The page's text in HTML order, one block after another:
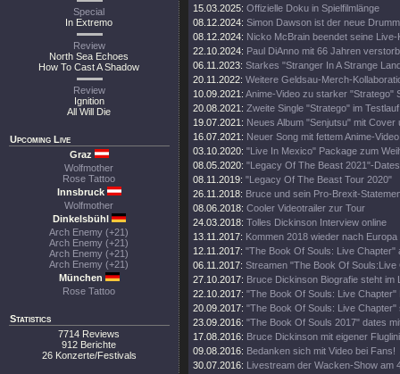
Special
In Extremo
Review
North Sea Echoes
How To Cast A Shadow
Review
Ignition
All Will Die
Upcoming Live
Graz
Wolfmother
Rose Tattoo
Innsbruck
Wolfmother
Dinkelsbühl
Arch Enemy (+21)
Arch Enemy (+21)
Arch Enemy (+21)
Arch Enemy (+21)
München
Rose Tattoo
Statistics
7714 Reviews
912 Berichte
26 Konzerte/Festivals
15.03.2025: Offizielle Doku in Spielfilmlänge
08.12.2024: Simon Dawson ist der neue
08.12.2024: Nicko McBrain beendet seine Live-
22.10.2024: Paul DiAnno mit 66 Jahren
06.11.2023: Starkes "Stranger In A Strange
20.11.2022: Weitere Geldsau-Merch-
10.09.2021: Anime-Video zu starker "Stratego"
20.08.2021: Zweite Single "Stratego" im Testlauf
19.07.2021: Neues Album "Senjutsu" mit Cover
16.07.2021: Neuer Song mit fettem Anime-Video
03.10.2020: "Live In Mexico" Package zum
08.05.2020: "Legacy Of The Beast 2021"-Dates
08.11.2019: "Legacy Of The Beast Tour 2020"
26.11.2018: Bruce und sein Pro-Brexit-
08.06.2018: Cooler Videotrailer zur Tour
24.03.2018: Tolles Dickinson Interview online
13.11.2017: Kommen 2018 wieder nach Europa
12.11.2017: "The Book Of Souls: Live Chapter"
06.11.2017: Streamen "The Book Of Souls:Live
27.10.2017: Bruce Dickinson Biografie steht im
22.10.2017: "The Book Of Souls: Live Chapter"
20.09.2017: "The Book Of Souls: Live Chapter"
23.09.2016: "The Book Of Souls 2017" dates
17.08.2016: Bruce Dickinson mit eigener
09.08.2016: Bedanken sich mit Video bei Fans!
30.07.2016: Livestream der Wacken-Show am